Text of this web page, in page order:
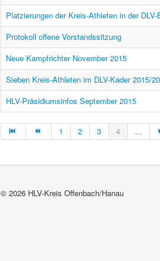
Platzierungen der Kreis-Athleten in der
Protokoll offene Vorstandssitzung
Neue Kampfrichter November 2015
Sieben Kreis-Athleten im DLV-Kader 2015/
HLV-Präsidiumsinfos September 2015
1 2 3 4 ...
© 2026 HLV-Kreis Offenbach/Hanau